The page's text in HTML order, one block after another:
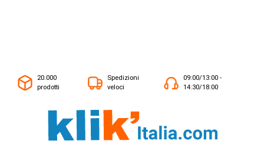
20.000
prodotti
Spedizioni
veloci
09:00/13:00 -
14:30/18:00